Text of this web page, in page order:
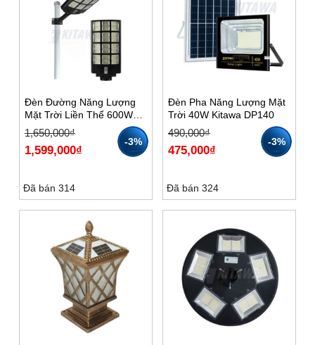
-3%
Đèn Đường Năng Lượng
Mặt Trời Liền Thể 600W
KITAWA LT12600
1,650,000₫
Giá
gốc
là:
1,650,000₫.
1,599,000₫
Giá
hiện
tại
là:
Đã bán 314
-3%
Đèn Pha Năng Lượng Mặt
Trời 40W Kitawa DP140
490,000₫
Giá
gốc
là:
490,000₫.
475,000₫
Giá
hiện
tại
Đã bán 324